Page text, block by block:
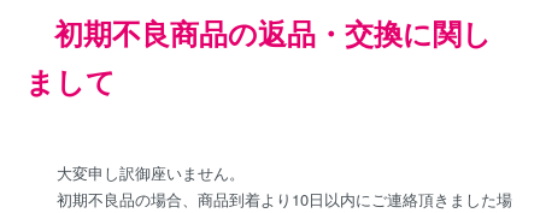
初期不良商品の返品・交換に関し
まして
大変申し訳御座いません。
初期不良品の場合、商品到着より10日以内にご連絡頂きました場